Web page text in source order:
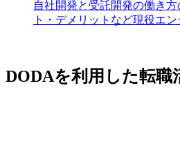
自社開発と受託開発の働き
ト・デメリットなど現役エ
DODAを利用した転職